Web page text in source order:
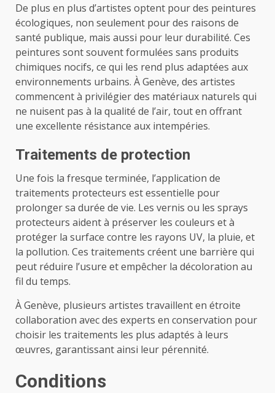
De plus en plus d’artistes optent pour des peintures
écologiques, non seulement pour des raisons de
santé publique, mais aussi pour leur durabilité. Ces
peintures sont souvent formulées sans produits
chimiques nocifs, ce qui les rend plus adaptées aux
environnements urbains. À Genève, des artistes
commencent à privilégier des matériaux naturels qui
ne nuisent pas à la qualité de l’air, tout en offrant
une excellente résistance aux intempéries.
Traitements de protection
Une fois la fresque terminée, l’application de
traitements protecteurs est essentielle pour
prolonger sa durée de vie. Les vernis ou les sprays
protecteurs aident à préserver les couleurs et à
protéger la surface contre les rayons UV, la pluie, et
la pollution. Ces traitements créent une barrière qui
peut réduire l’usure et empêcher la décoloration au
fil du temps.
À Genève, plusieurs artistes travaillent en étroite
collaboration avec des experts en conservation pour
choisir les traitements les plus adaptés à leurs
œuvres, garantissant ainsi leur pérennité.
Conditions